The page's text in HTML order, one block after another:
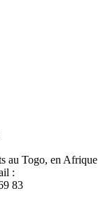
au Togo, en Afrique
:
83